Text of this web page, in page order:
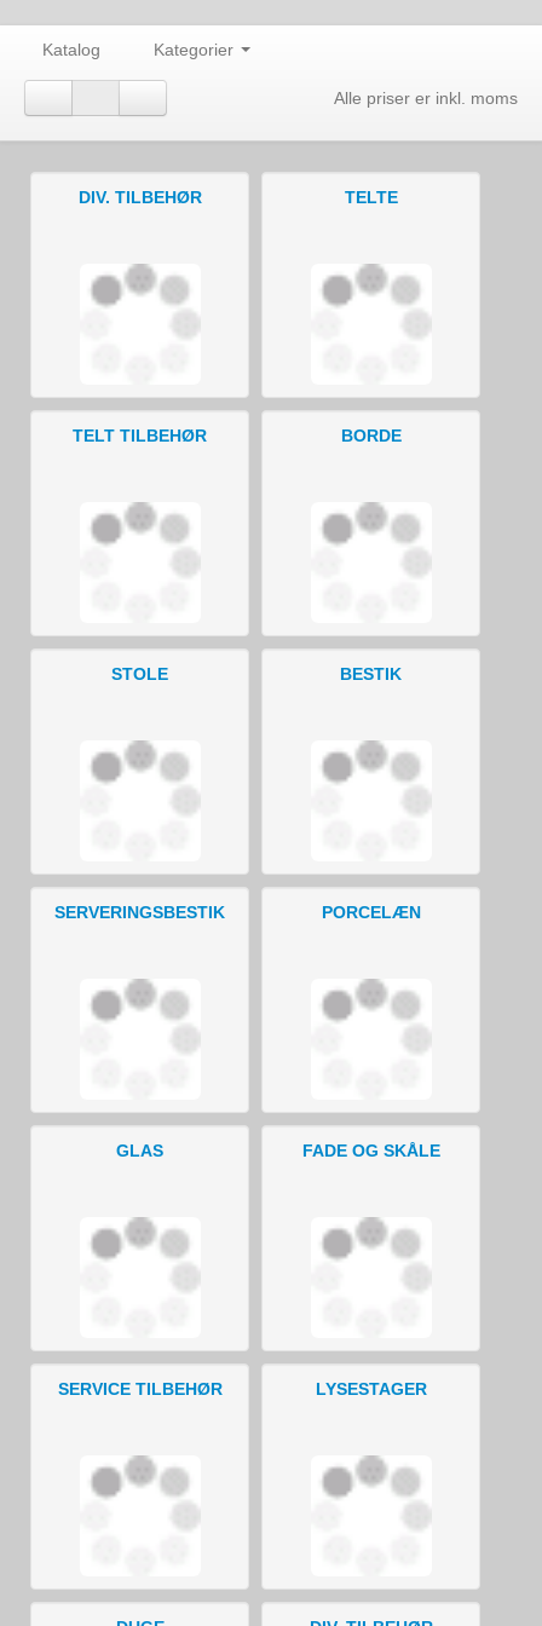
Katalog Kategorier
Alle priser er inkl. moms
DIV. TILBEHØR TELTE
TELT TILBEHØR BORDE
STOLE BESTIK
SERVERINGSBESTIK PORCELÆN
GLAS FADE OG SKÅLE
SERVICE TILBEHØR LYSESTAGER